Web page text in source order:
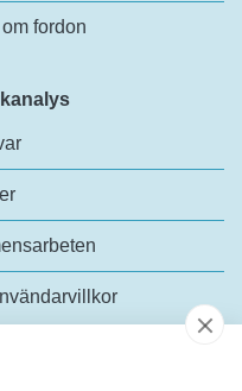
fordon